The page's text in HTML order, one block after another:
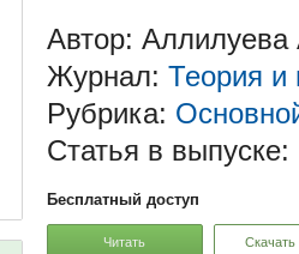
Автор:
Журнал: Теория и
Рубрика:
Статья в выпуске:
Бесплатный доступ
Читать Скачать